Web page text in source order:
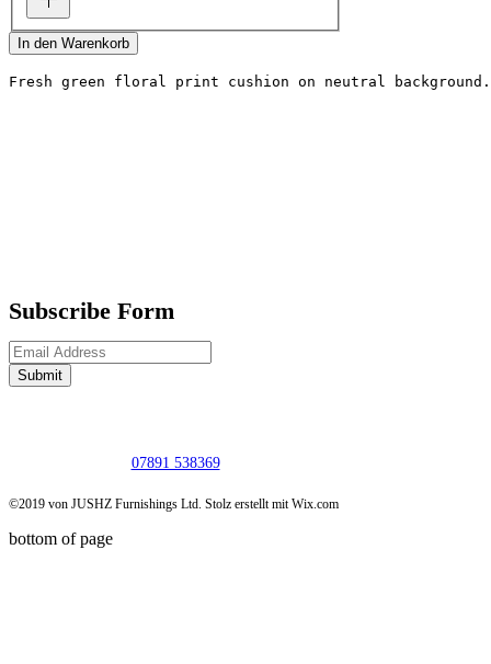
In den Warenkorb
Fresh green floral print cushion on neutral
Subscribe Form
Submit
07891 538369
©2019 von JUSHZ Furnishings Ltd. Stolz erstellt mit Wix.com
bottom of page